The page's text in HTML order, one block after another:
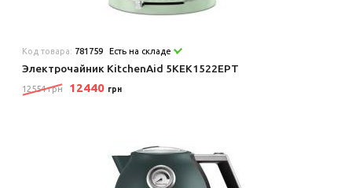
Код товара: 781759 Есть на складе
Электрочайник KitchenAid 5KEK1522EPT
12554 грн 12440 грн